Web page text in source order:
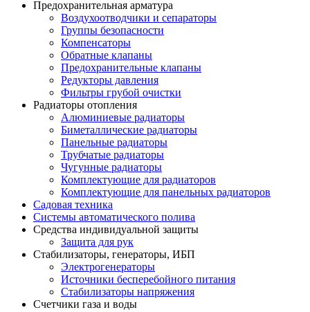
Предохранительная арматура
Воздухоотводчики и сепараторы
Группы безопасности
Компенсаторы
Обратные клапаны
Предохранительные клапаны
Редукторы давления
Фильтры грубой очистки
Радиаторы отопления
Алюминиевые радиаторы
Биметаллические радиаторы
Панельные радиаторы
Трубчатые радиаторы
Чугунные радиаторы
Комплектующие для радиаторов
Комплектующие для панельных радиаторов
Садовая техника
Системы автоматического полива
Средства индивидуальной защиты
Защита для рук
Стабилизаторы, генераторы, ИБП
Электрогенераторы
Источники бесперебойного питания
Стабилизаторы напряжения
Счетчики газа и воды